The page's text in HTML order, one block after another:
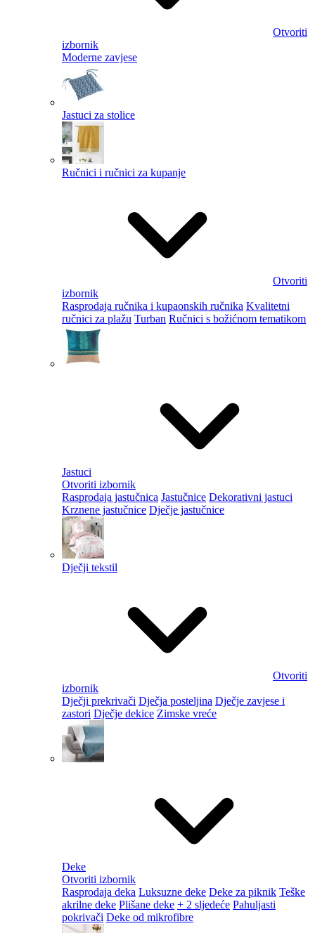
Otvoriti
izbornik
Moderne zavjese
Jastuci za stolice
Ručnici i ručnici za kupanje
Otvoriti
izbornik
Rasprodaja ručnika i kupaonskih ručnika Kvalitetni
ručnici za plažu Turban Ručnici s božićnom tematikom
Jastuci
Otvoriti izbornik
Rasprodaja jastučnica Jastučnice Dekorativni jastuci
Krznene jastučnice Dječje jastučnice
Dječji tekstil
Otvoriti
izbornik
Dječji prekrivači Dječja posteljina Dječje zavjese i
zastori Dječje dekice Zimske vreće
Deke
Otvoriti izbornik
Rasprodaja deka Luksuzne deke Deke za piknik Teške
akrilne deke Plišane deke + 2 sljedeće Pahuljasti
pokrivači Deke od mikrofibre